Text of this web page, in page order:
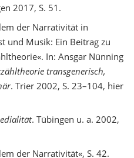
2017, S. 51.
der Narrativität in
und Musik: Ein Beitrag zu
In: Ansgar Nünning
transgenerisch,
. Trier 2002, S. 23–104, hier
. Tübingen u. a. 2002,
der Narrativität«, S. 42.